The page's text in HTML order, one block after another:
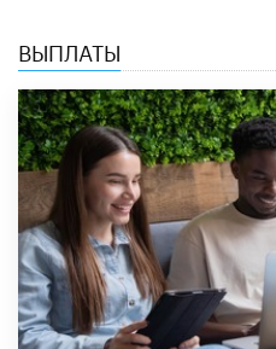
ВЫПЛАТЫ